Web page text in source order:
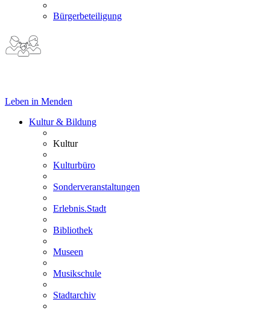
Bürgerbeteiligung
Leben in Menden
Kultur & Bildung
Kultur
Kulturbüro
Sonderveranstaltungen
Erlebnis.Stadt
Bibliothek
Museen
Musikschule
Stadtarchiv